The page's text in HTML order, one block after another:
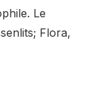
Le
Flora,